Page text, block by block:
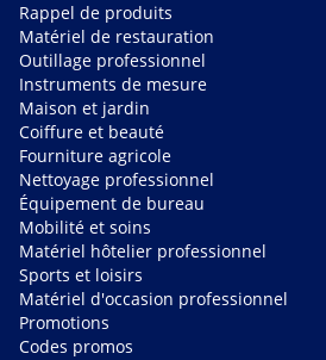
Rappel de produits
Matériel de restauration
Outillage professionnel
Instruments de mesure
Maison et jardin
Coiffure et beauté
Fourniture agricole
Nettoyage professionnel
Équipement de bureau
Mobilité et soins
Matériel hôtelier professionnel
Sports et loisirs
Matériel d'occasion professionnel
Promotions
Codes promos